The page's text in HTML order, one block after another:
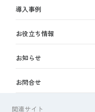
導入事例
お役立ち情報
お知らせ
お問合せ
関連サイト